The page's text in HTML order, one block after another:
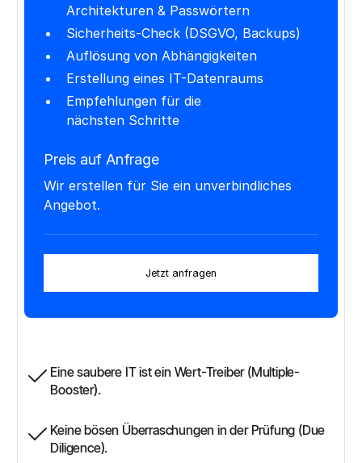
Architekturen & Passwörtern
Sicherheits-Check (DSGVO, Backups)
Auflösung von Abhängigkeiten
Erstellung eines IT-Datenraums
Empfehlungen für die
nächsten Schritte
Preis auf Anfrage
Wir erstellen für Sie ein unverbindliches
Angebot.
Jetzt anfragen
Eine saubere IT ist ein Wert-Treiber (Multiple-
Booster).
Keine bösen Überraschungen in der Prüfung (Due
Diligence).